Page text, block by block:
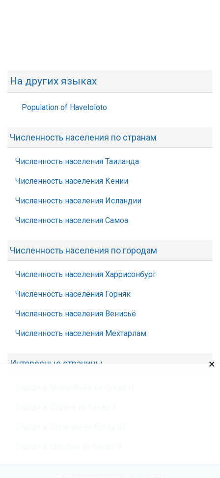
На других языках
Population of Haveloloto
Численность населения по странам
Численность населения Таиланда
Численность населения Кении
Численность населения Исландии
Численность населения Самоа
Численность населения по городам
Численность населения Харрисонбург
Численность населения Горняк
Численность населения Венисьё
Численность населения Мехтарлам
Интересные страницы ×